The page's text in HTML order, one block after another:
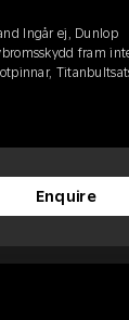
Ingår ej, Dunlop
fram
Enquire